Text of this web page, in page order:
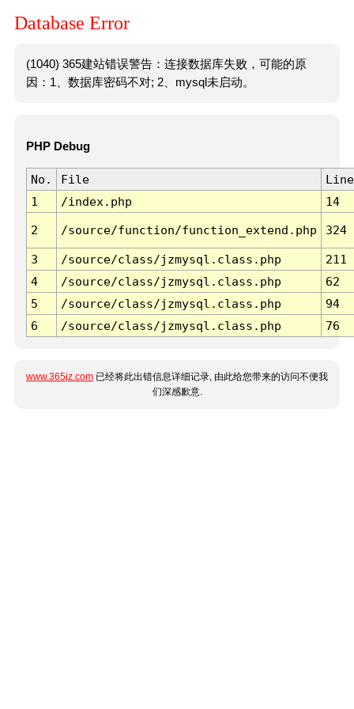
Database Error
(1040) 365建站错误警告：连接数据库失败，可能的原
因：1、数据库密码不对; 2、mysql未启动。
PHP Debug
No. File
Line
1
/index.php 14
2 /source/function/function_extend.php 324
3 /source/class/jzmysql.class.php
211
4
/source/class/jzmysql.class.php
62
5
/source/class/jzmysql.class.php
94
6
/source/class/jzmysql.class.php 76
www.365jz.com 已经将此出错信息详细记录, 由此给您带来的访问不便我
们深感歉意.